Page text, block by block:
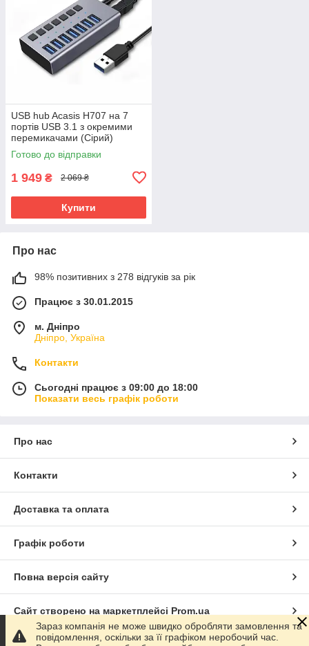
USB hub Acasis H707 на 7
портів USB 3.1 з окремими
перемикачами (Сірий)
Готово до відправки
1 949 ₴ 2 069 ₴
Купити
Про нас
98% позитивних з 278 відгуків за рік
Працює з 30.01.2015
м. Дніпро
Дніпро, Україна
Контакти
Сьогодні працює з 09:00 до 18:00
Показати весь графік роботи
Про нас
Контакти
Доставка та оплата
Графік роботи
Повна версія сайту
Сайт створено на маркетплейсі Prom.ua
Зараз компанія не може швидко обробляти замовлення та
повідомлення, оскільки за її графіком неробочий час.